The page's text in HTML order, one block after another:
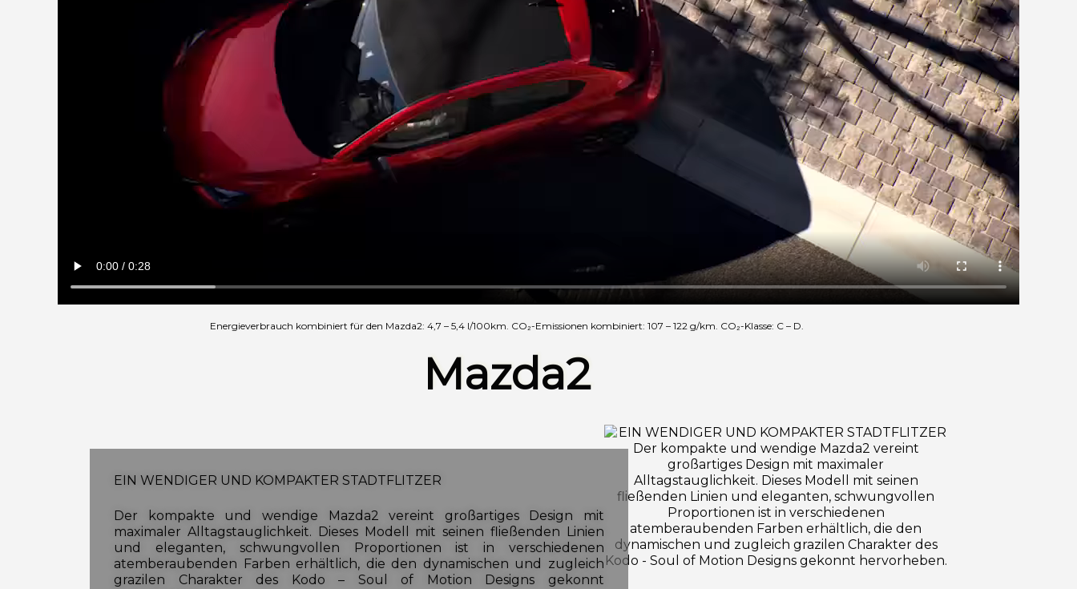
Energieverbrauch kombiniert für den Mazda2: 4,7 – 5,4 l/100km. CO₂-Emissionen kombiniert: 107 – 122 g/km. CO₂-Klasse: C – D.
Mazda2
EIN WEN­DI­GER UND KOM­PAK­TER STADT­FLIT­ZER
Der kompakte und wendige Mazda2 vereint großartiges Design mit
maximaler Alltagstauglichkeit. Dieses Modell mit seinen fließenden Linien
und eleganten, schwungvollen Proportionen ist in verschiedenen
atemberaubenden Farben erhältlich, die den dynamischen und zugleich
grazilen Charakter des Kodo – Soul of Motion Designs gekonnt